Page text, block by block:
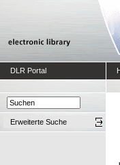
DLR Portal
Erweiterte Suche